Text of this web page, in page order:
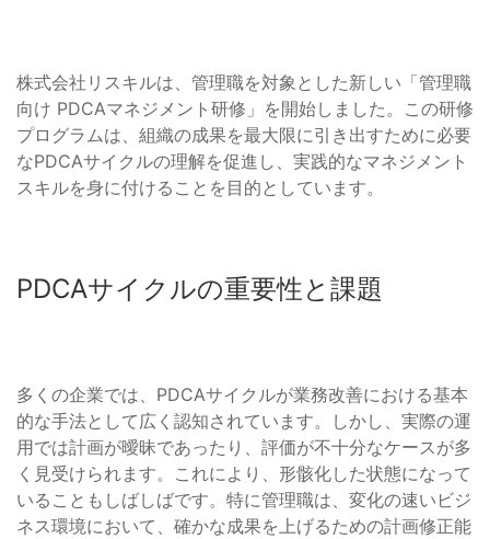
株式会社リスキルは、管理職を対象とした新しい「管理職
向け PDCAマネジメント研修」を開始しました。この研修
プログラムは、組織の成果を最大限に引き出すために必要
なPDCAサイクルの理解を促進し、実践的なマネジメント
スキルを身に付けることを目的としています。
PDCAサイクルの重要性と課題
多くの企業では、PDCAサイクルが業務改善における基本
的な手法として広く認知されています。しかし、実際の運
用では計画が曖昧であったり、評価が不十分なケースが多
く見受けられます。これにより、形骸化した状態になって
いることもしばしばです。特に管理職は、変化の速いビジ
ネス環境において、確かな成果を上げるための計画修正能